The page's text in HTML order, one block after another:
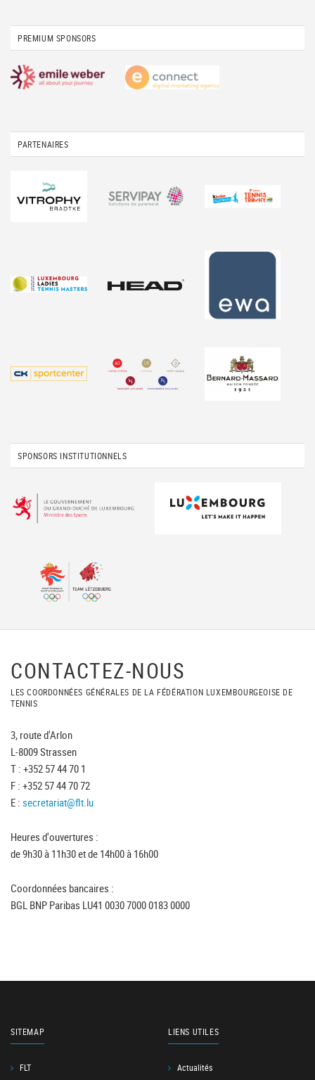
PREMIUM SPONSORS
PARTENAIRES
SPONSORS INSTITUTIONNELS
CONTACTEZ-NOUS
LES COORDONNÉES GÉNÉRALES DE LA FÉDÉRATION LUXEMBOURGEOISE DE
TENNIS
3, route d'Arlon
L-8009 Strassen
T : +352 57 44 70 1
F : +352 57 44 70 72
E : secretariat@flt.lu
Heures d'ouvertures :
de 9h30 à 11h30 et de 14h00 à 16h00
Coordonnées bancaires :
BGL BNP Paribas LU41 0030 7000 0183 0000
SITEMAP
FLT
LIENS UTILES
Actualités